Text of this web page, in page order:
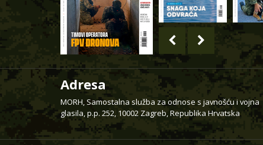
Adresa
MORH, Samostalna služba za odnose s javnošću i vojna
glasila, p.p. 252, 10002 Zagreb, Republika Hrvatska